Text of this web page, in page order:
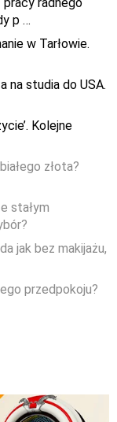
p …
w Tarłowie.
na studia do USA.
Kolejne
złota?
stałym
jak bez makijażu,
przedpokoju?